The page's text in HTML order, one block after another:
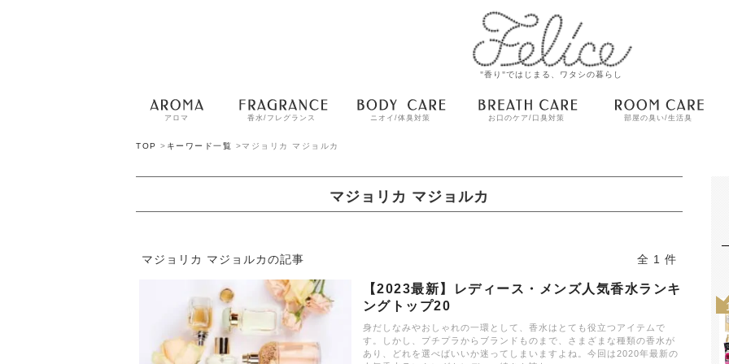
"香り"ではじまる、ワタシの暮らし
アロマ 香水/フレグランス ニオイ/体臭対策 お口のケア/口臭対策 部屋の臭い/生活臭
TOP > キーワード一覧 >マジョリカ マジョルカ
マジョリカ マジョルカ
マジョリカ マジョルカの記事 全 1 件
【2023最新】レディース・メンズ人気香水ランキ
ングトップ20
身だしなみやおしゃれの一環として、香水はとても役立つアイテムで
す。しかし、プチプラからブランドものまで、さまざまな種類の香水が
あり、どれを選べばいいか迷ってしまいますよね。今回は2020年最新の